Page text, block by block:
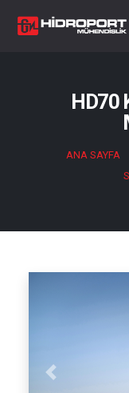
HD70
ANA SAYFA
Previous